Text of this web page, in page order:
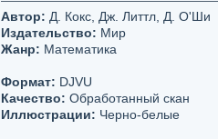
Автор: Д. Кокс, Дж. Литтл, Д. О'Ши
Издательство: Мир
Жанр: Математика
Формат: DJVU
Качество: Обработанный скан
Иллюстрации: Черно-белые